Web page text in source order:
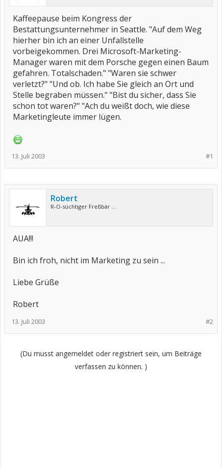
Kaffeepause beim Kongress der
Bestattungsunternehmer in Seattle. "Auf dem Weg
hierher bin ich an einer Unfallstelle
vorbeigekommen. Drei Microsoft-Marketing-
Manager waren mit dem Porsche gegen einen Baum
gefahren. Totalschaden." "Waren sie schwer
verletzt?" "Und ob. Ich habe Sie gleich an Ort und
Stelle begraben müssen." "Bist du sicher, dass Sie
schon tot waren?" "Ach du weißt doch, wie diese
Marketingleute immer lügen.
#1
13. Juli 2003
Robert
R-O-süchtiger Freßbär ...
AUA!!!
Bin ich froh, nicht im Marketing zu sein ...
Liebe Grüße
Robert
#2
13. Juli 2003
(Du musst angemeldet oder registriert sein, um Beiträge
verfassen zu können. )